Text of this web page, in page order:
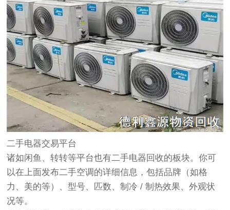
二手电器交易平台
诸如闲鱼、转转等平台也有二手电器回收的板块。你可
以在上面发布二手空调的详细信息，包括品牌（如格
力、美的等）、型号、匹数、制冷 / 制热效果、外观状
况等。